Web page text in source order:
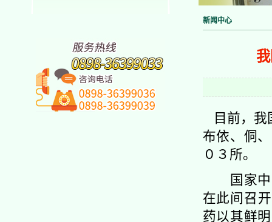
新闻中心
目前，
布依、侗
０３所。
国家中医
在此间召
药以其鲜